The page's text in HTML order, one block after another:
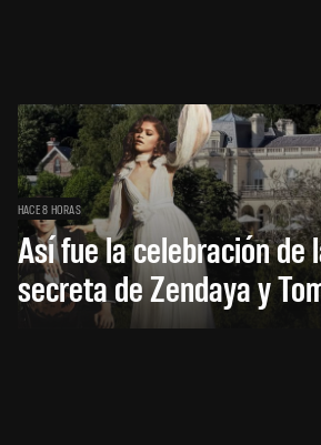
HACE 8 HORAS
Así fue la celebración de
secreta de Zendaya y